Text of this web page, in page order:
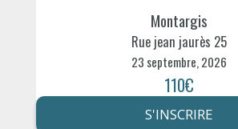
Montargis
Rue jean jaurès 25
23 septembre, 2026
110€
S'INSCRIRE